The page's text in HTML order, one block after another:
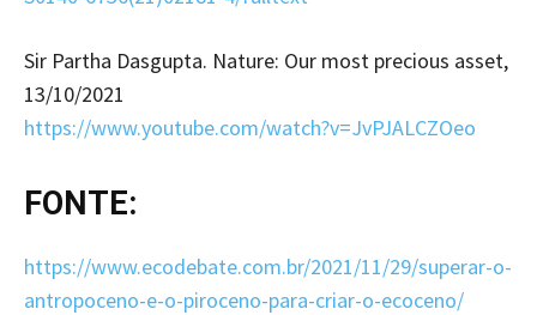
Sir Partha Dasgupta. Nature: Our most precious asset,
13/10/2021
https://www.youtube.com/watch?v=JvPJALCZOeo
FONTE:
https://www.ecodebate.com.br/2021/11/29/superar-o-
antropoceno-e-o-piroceno-para-criar-o-ecoceno/